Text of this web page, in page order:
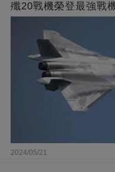
殲20戰機榮登最強戰
2024/05/21